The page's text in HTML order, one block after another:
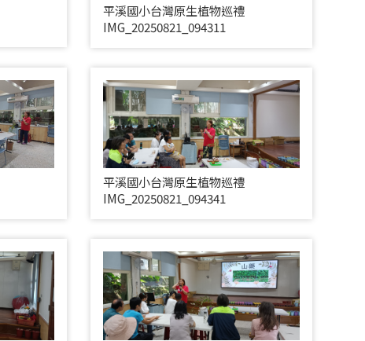
平溪國小台灣原生植物巡禮
IMG_20250821_094311
平溪國小台灣原生植物巡禮
IMG_20250821_094341